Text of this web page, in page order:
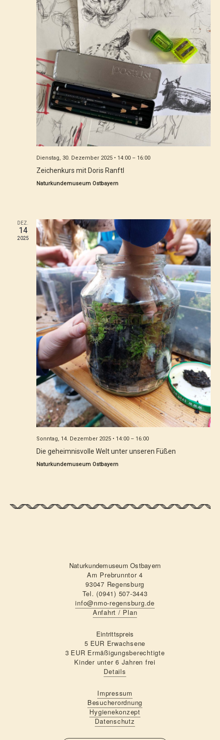
Dienstag, 30. Dezember 2025 • 14:00– 16:00
Zeichenkurs mit Doris Ranftl
Naturkundemuseum Ostbayern
DEZ.
14
2025
Sonntag, 14. Dezember 2025 • 14:00– 16:00
Die geheimnisvolle Welt unter unseren Füßen
Naturkundemuseum Ostbayern
Naturkundemuseum Ostbayern
Am Prebrunntor 4
93047 Regensburg
Tel. (0941) 507-3443
info@nmo-regensburg.de
Anfahrt / Plan
Eintrittspreis
5 EUR Erwachsene
3 EUR Ermäßigungsberechtigte
Kinder unter 6 Jahren frei
Details
Impressum
Besucherordnung
Hygienekonzept
Datenschutz